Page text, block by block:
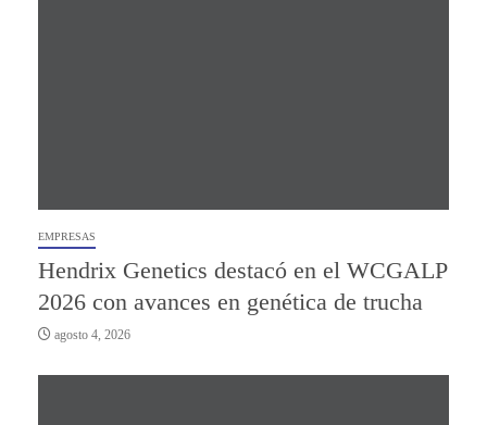
EMPRESAS
Hendrix Genetics destacó en el WCGALP
2026 con avances en genética de trucha
agosto 4, 2026